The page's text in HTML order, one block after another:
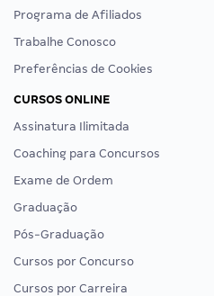
Programa de Afiliados
Trabalhe Conosco
Preferências de Cookies
CURSOS ONLINE
Assinatura Ilimitada
Coaching para Concursos
Exame de Ordem
Graduação
Pós-Graduação
Cursos por Concurso
Cursos por Carreira